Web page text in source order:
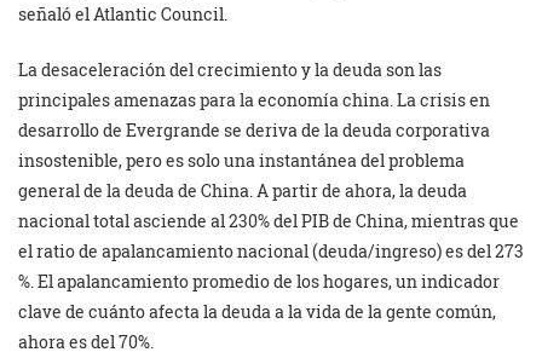
señaló el Atlantic Council.
La desaceleración del crecimiento y la deuda son las
principales amenazas para la economía china. La crisis en
desarrollo de Evergrande se deriva de la deuda corporativa
insostenible, pero es solo una instantánea del problema
general de la deuda de China. A partir de ahora, la deuda
nacional total asciende al 230% del PIB de China, mientras que
el ratio de apalancamiento nacional (deuda/ingreso) es del 273
%. El apalancamiento promedio de los hogares, un indicador
clave de cuánto afecta la deuda a la vida de la gente común,
ahora es del 70%.